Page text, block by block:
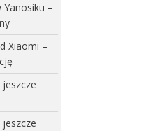
Yanosiku –
Xiaomi –